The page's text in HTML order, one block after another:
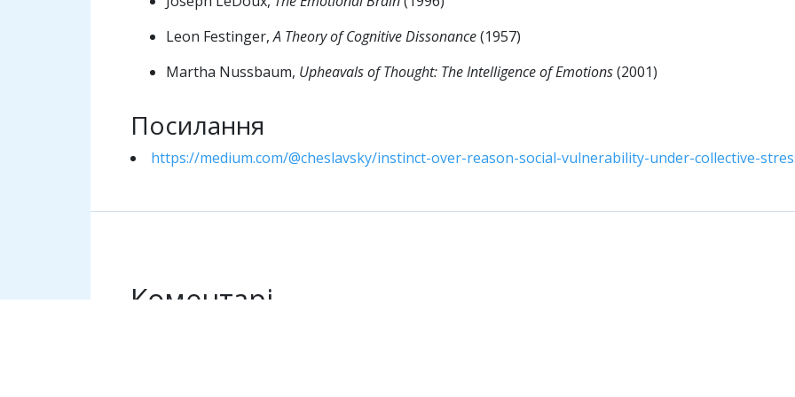
Leon Festinger,A Theory of Cognitive Dissonance(1957)
Martha Nussbaum, Upheavals of Thought: The Intelligence of Emotions(2001)
Посилання
https://medium.com/@cheslavsky/instinct-over-reason-social-vulnerability-under-collective-
Коментарі